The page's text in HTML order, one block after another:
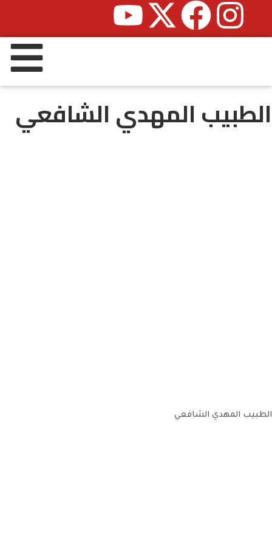
الطبيب المهدي الشافعي
الطبيب المهدي الشافعي